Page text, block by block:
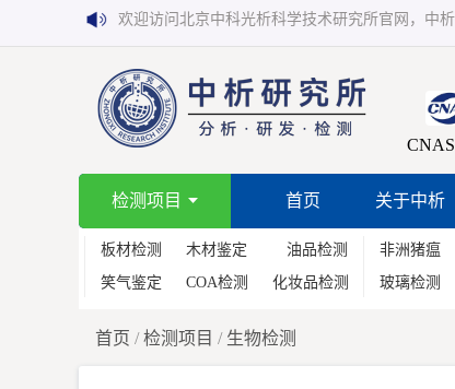
欢迎访问北京中科光析科学技术研究所官网，中
检测项目 首页 关于中析
板材检测 木材鉴定
油品检测
笑气鉴定
COA检测 化妆品检测
非洲猪瘟
玻璃检测
首页 /检测项目 / 生物检测